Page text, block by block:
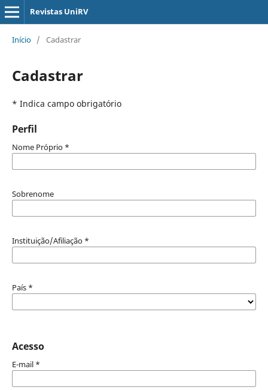
Revistas UniRV
Início / Cadastrar
Cadastrar
* Indica campo obrigatório
Perfil
Nome Próprio *
Sobrenome
Instituição/Afiliação *
País *
Acesso
E-mail *